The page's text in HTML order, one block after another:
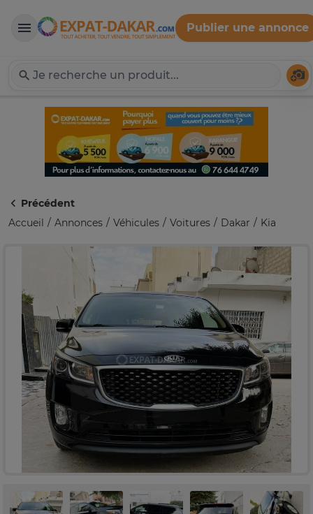
Expat-Dakar
Publier une annonce
Précédent
Accueil
Annonces Véhicules Voitures Dakar Kia